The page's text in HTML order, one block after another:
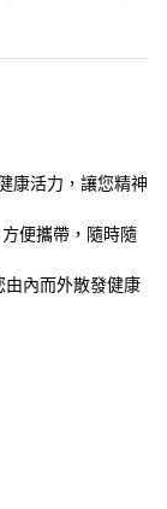
康活力，讓您精神
便攜帶，隨時隨
由內而外散發健康